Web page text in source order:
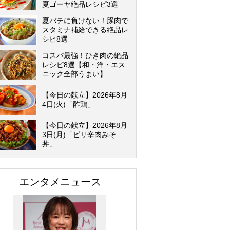
夏ゴーヤ絶品レシピ3選
夏バテに負けない！豚肉で
スタミナ補給できる絶品レ
シピ8選
コスパ最強！ひき肉の絶品
レシピ8選【和・洋・エス
ニック全部うまい】
【今日の献立】2026年8月
4日(火)「酢鶏」
【今日の献立】2026年8月
3日(月)「ピリ辛肉みそ
丼」
エンタメニュース